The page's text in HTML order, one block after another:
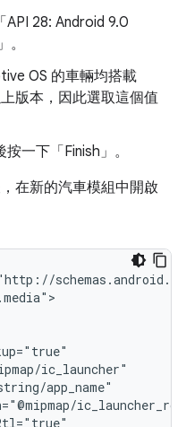
API 28: Android 9.0
。
OS 的車輛均搭載
版本，因此選取這個值
按一下「Finish」 。
在新的汽車模組中開啟